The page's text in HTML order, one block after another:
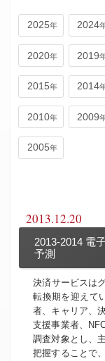
2025 2024
2020 2019
2015 2014
2010 2009
2005
2013.12.20
2013-2014 電
予測
決済サービスは
転換期を迎えて
者、キャリア、
支援事業者、
調査対象とし、
把握することで